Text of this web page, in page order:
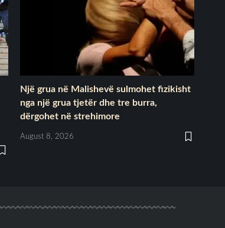
Një grua në Malishevë sulmohet fizikisht
nga një grua tjetër dhe tre burra,
dërgohet në strehimore
August 8, 2026